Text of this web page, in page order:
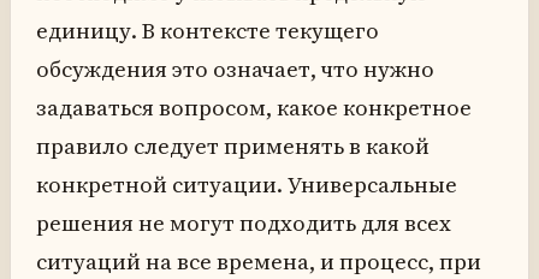
единицу. В контексте текущего
обсуждения это означает, что нужно
задаваться вопросом, какое конкретное
правило следует применять в какой
конкретной ситуации. Универсальные
решения не могут подходить для всех
ситуаций на все времена, и процесс, при